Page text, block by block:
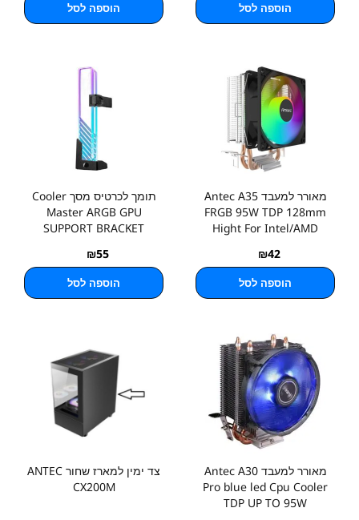
הוספה לסל הוספה לסל
מאורר למעבד Antec A35
FRGB 95W TDP 128mm
Hight For Intel/AMD
₪42
הוספה לסל
תומך לכרטיס מסך Cooler
Master ARGB GPU
SUPPORT BRACKET
₪55
הוספה לסל
מאורר למעבד Antec A30
Pro blue led Cpu Cooler
TDP UP TO 95W
צד ימין למארז שחור ANTEC
CX200M